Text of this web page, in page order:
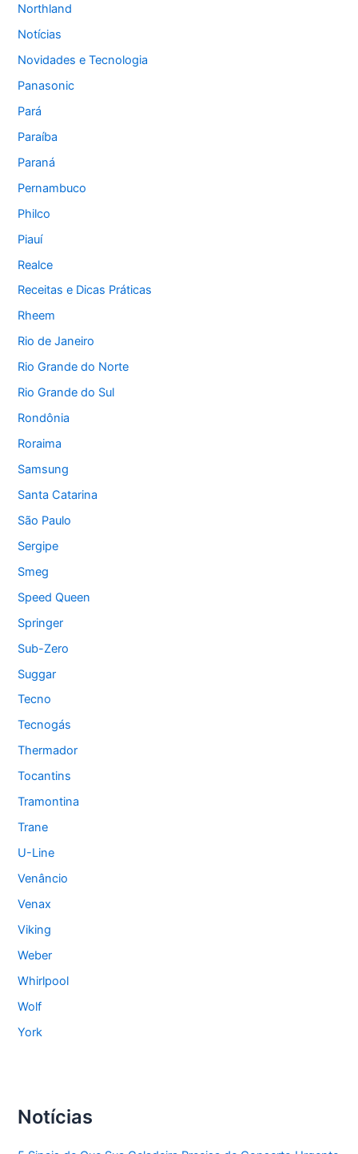
Northland
Notícias
Novidades e Tecnologia
Panasonic
Pará
Paraíba
Paraná
Pernambuco
Philco
Piauí
Realce
Receitas e Dicas Práticas
Rheem
Rio de Janeiro
Rio Grande do Norte
Rio Grande do Sul
Rondônia
Roraima
Samsung
Santa Catarina
São Paulo
Sergipe
Smeg
Speed Queen
Springer
Sub-Zero
Suggar
Tecno
Tecnogás
Thermador
Tocantins
Tramontina
Trane
U-Line
Venâncio
Venax
Viking
Weber
Whirlpool
Wolf
York
Notícias